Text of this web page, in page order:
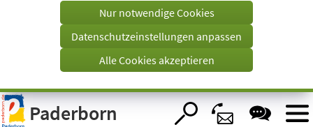
Visuelle
Assistenzsoftware
öffnen.
einem
Tab)
Nur notwendige Cookies
Datenschutzeinstellungen anpassen
Alle Cookies akzeptieren
Paderborn